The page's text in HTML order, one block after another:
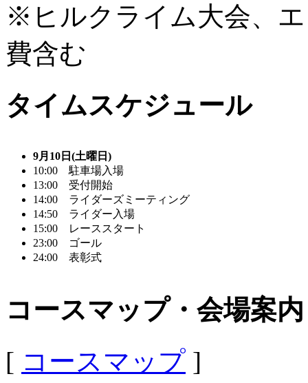
※ヒルクライム大会、
費含む
タイムスケジュール
9月10日(土曜日)
10:00 駐車場入場
13:00 受付開始
14:00 ライダーズミーティング
14:50 ライダー入場
15:00 レーススタート
23:00 ゴール
24:00 表彰式
コースマップ・会場案内
[ コースマップ ]